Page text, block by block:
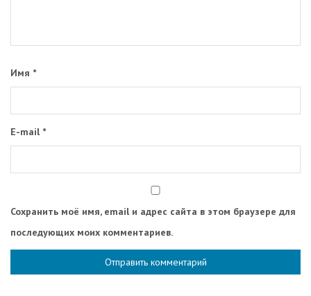
Имя *
E-mail *
Сохранить моё имя, email и адрес сайта в этом браузере для
последующих моих комментариев.